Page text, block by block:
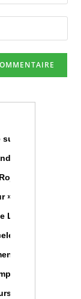
tire sa
sur le toit
» : Dans les
Lamine Yamal du
renverse
tactique
les Lions
pour les